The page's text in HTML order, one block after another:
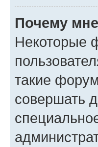
Почему
Некоторые
такие
совершать